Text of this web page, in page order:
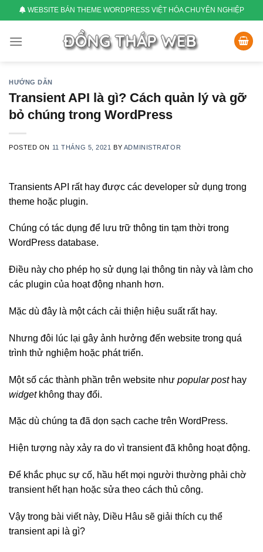
to
content
WEBSITE BÁN THEME WORDPRESS VIỆT HÓA CHUYÊN NGHIỆP
HƯỚNG DẪN
Transient API là gì? Cách quản lý và gỡ
bỏ chúng trong WordPress
POSTED ON 11 THÁNG 5, 2021 BY ADMINISTRATOR
Transients API rất hay được các developer sử dụng trong
theme hoặc plugin.
Chúng có tác dụng để lưu trữ thông tin tạm thời trong
WordPress database.
Điều này cho phép họ sử dụng lại thông tin này và làm cho
các plugin của hoạt động nhanh hơn.
Mặc dù đây là một cách cải thiện hiệu suất rất hay.
Nhưng đôi lúc lại gây ảnh hưởng đến website trong quá
trình thử nghiệm hoặc phát triển.
Một số các thành phần trên website như popular posthay
widgetkhông thay đổi.
Mặc dù chúng ta đã dọn sạch cache trên WordPress.
Hiện tượng này xảy ra do vì transient đã không hoạt động.
Để khắc phục sự cố, hầu hết mọi người thường phải chờ
transient hết hạn hoặc sửa theo cách thủ công.
Vậy trong bài viết này, Diều Hâu sẽ giải thích cụ thể
transient api là gì?